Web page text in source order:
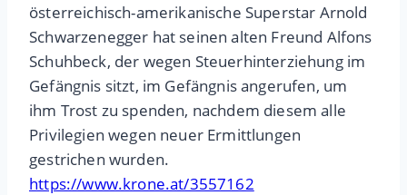
österreichisch-amerikanische Superstar Arnold
Schwarzenegger hat seinen alten Freund Alfons
Schuhbeck, der wegen Steuerhinterziehung im
Gefängnis sitzt, im Gefängnis angerufen, um
ihm Trost zu spenden, nachdem diesem alle
Privilegien wegen neuer Ermittlungen
gestrichen wurden.
https://www.krone.at/3557162